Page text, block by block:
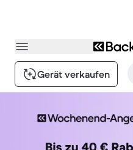
Gerät verkaufen